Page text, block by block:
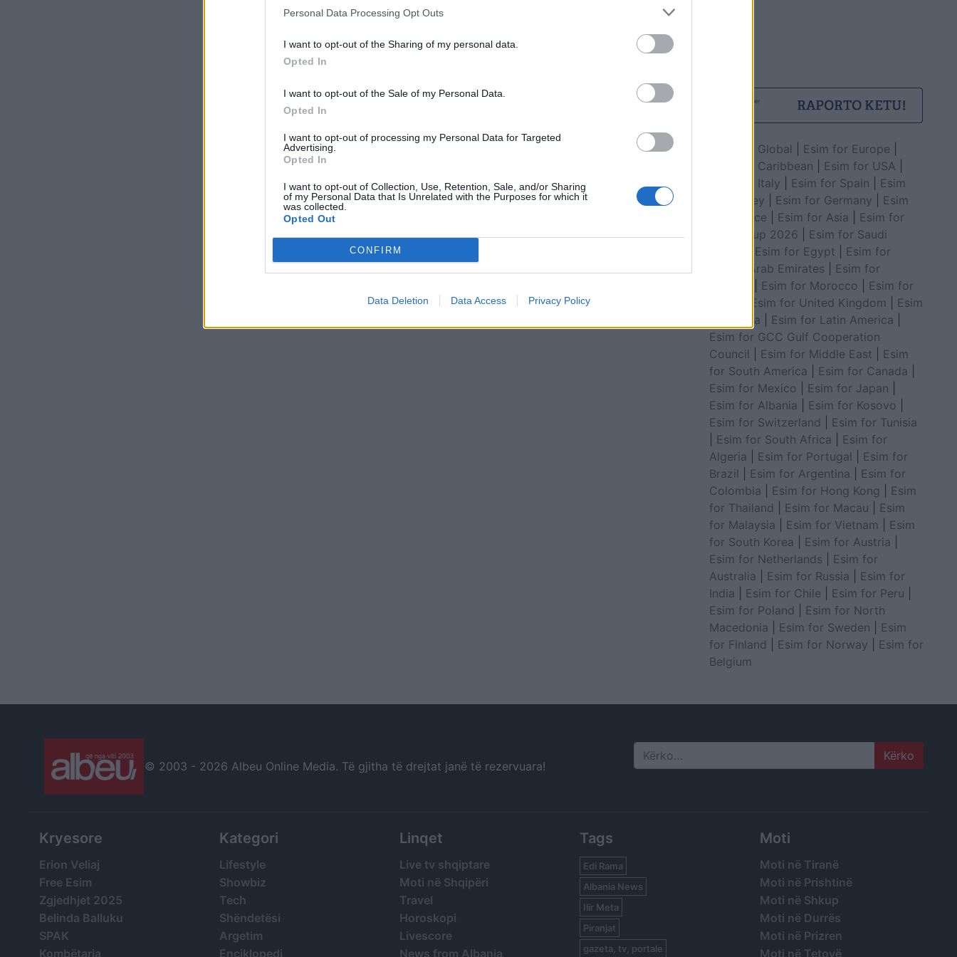
Personal Data Processing Opt Outs
I want to opt-out of the Sharing of my personal data.
Opted In
I want to opt-out of the Sale of my Personal Data.
Opted In
I want to opt-out of processing my Personal Data for Targeted
Advertising.
Opted In
I want to opt-out of Collection, Use, Retention, Sale, and/or Sharing
of my Personal Data that Is Unrelated with the Purposes for which it
was collected.
Opted Out
CONFIRM
Data Deletion Data Access Privacy Policy
Esim for Global Esim for Europe
Esim for Caribbean
Esim for USA
Esim for Italy
Esim for Spain
Esim
for Turkey
Esim for Germany
Esim
for Greece
Esim for Asia
Esim for
World Cup 2026
Esim for Saudi
Esim for Egypt
Esim for
United Arab Emirates
Esim for
Esim for Morocco
Esim for
Esim for United Kingdom
Esim
for Africa
Esim for Latin America
Esim for GCC Gulf Cooperation
Council
Esim for Middle East
Esim
for South America
Esim for Canada
Esim for Mexico
Esim for Japan
Esim for Albania
Esim for Kosovo
Esim for Switzerland
Esim for Tunisia
Esim for South Africa
Esim for
Algeria
Esim for Portugal
Esim for
Brazil
Esim for Argentina
Esim for
Colombia
Esim for Hong Kong
Esim
for Thailand
Esim for Macau
Esim
for Malaysia
Esim for Vietnam
Esim
for South Korea
Esim for Austria
Esim for Netherlands
Esim for
Australia
Esim for Russia
Esim for
India
Esim for Chile Esim for Peru
Esim for Poland
Esim for North
Macedonia
Esim for Sweden
Esim
for Finland
Esim for Norway
Esim for
Belgium
© 2003 - 2026 Albeu Online Media. Të gjitha të drejtat janë të rezervuara! Search
Kryesore
Erion Veliaj
Free Esim
Zgjedhjet 2025
Belinda Balluku
SPAK
Kombëtarja
Kategori
Lifestyle
Showbiz
Tech
Shëndetësi
Argetim
Enciklopedi
Linqet
Live tv shqiptare
Moti në Shqipëri
Travel
Horoskopi
Livescore
News from Albania
Tags
Edi Rama
Albania News
Ilir Meta
Piranjat
gazeta, tv, portale
Moti
Moti në Tiranë
Moti në Prishtinë
Moti në Shkup
Moti në Durrës
Moti në Prizren
Moti në Tetovë